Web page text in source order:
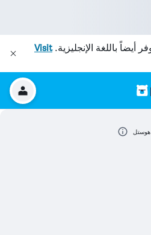
أيضاً باللغة الإنجليزية.Visit
هوستل